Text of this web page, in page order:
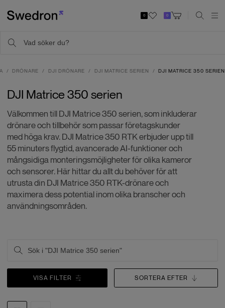
0 0
DRÖNARE DJI DRÖNARE DJI MATRICE SERIEN DJI MATRICE 350 SERIEN
DJI Matrice 350 serien
Välkommen till DJI Matrice 350 serien, som inkluderar
drönare och tillbehör som passar företagskunder
med höga krav. DJI Matrice 350 RTK erbjuder upp till
55 minuters flygtid, avancerade AI-funktioner och
mångsidiga monteringsmöjligheter för olika kameror
och sensorer. Här hittar du allt du behöver för att
utrusta din DJI Matrice 350 RTK-drönare och
maximera dess potential inom olika branscher och
användningsområden.
VISA FILTER SORTERA EFTER